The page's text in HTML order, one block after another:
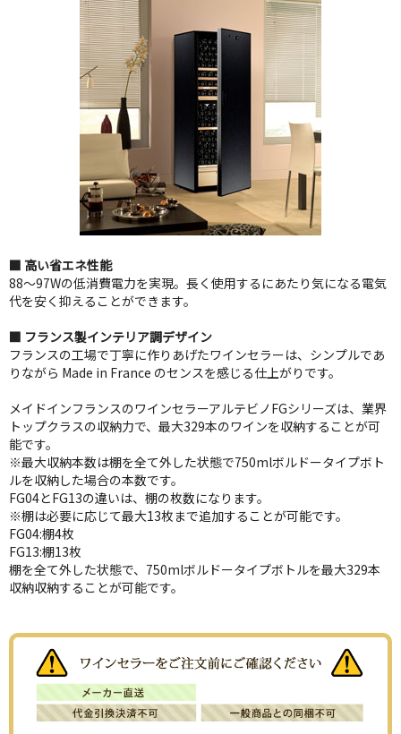
■ 高い省エネ性能
88～97Wの低消費電力を実現。長く使用するにあたり気になる電気
代を安く抑えることができます。
■ フランス製インテリア調デザイン
フランスの工場で丁寧に作りあげたワインセラーは、シンプルであ
りながら Made in France のセンスを感じる仕上がりです。
メイドインフランスのワインセラーアルテビノFGシリーズは、業界
トップクラスの収納力で、最大329本のワインを収納することが可
能です。
※最大収納本数は棚を全て外した状態で750mlボルドータイプボト
ルを収納した場合の本数です。
FG04とFG13の違いは、棚の枚数になります。
※棚は必要に応じて最大13枚まで追加することが可能です。
FG04:棚4枚
FG13:棚13枚
棚を全て外した状態で、750mlボルドータイプボトルを最大329本
収納収納することが可能です。